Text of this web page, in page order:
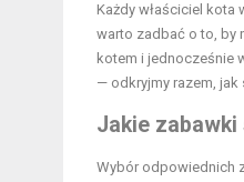
Każdy właściciel
warto zadbać o to, by
kotem i jednocześnie
— odkryjmy razem, jak
Jakie zabawki
Wybór odpowiednich